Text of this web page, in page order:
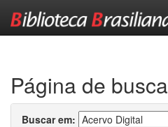
Página de busca
Buscar em: